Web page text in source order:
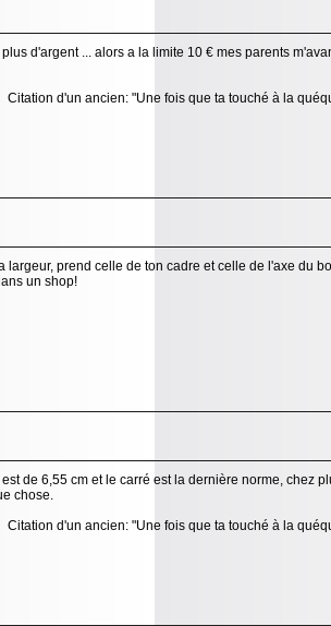
d'argent ... alors a la limite 10 € mes parents
Citation d'un ancien: "Une fois que ta touché à la
largeur, prend celle de ton cadre et celle de l'axe du
un shop!
de 6,55 cm et le carré est la dernière norme, chez
chose.
Citation d'un ancien: "Une fois que ta touché à la